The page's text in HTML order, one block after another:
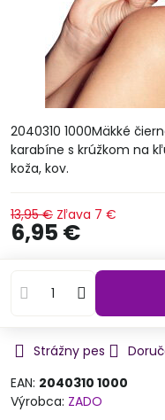
2040310 1000Mäkké
karabíne s krúžkom na
koža, kov.
13,95 € Zľava 7 €
6,95 €
Strážny pes
EAN: 2040310 1000
Výrobca: ZADO